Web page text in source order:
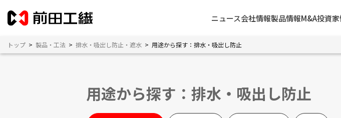
ニュース会社情報製品情報M&A投資
トップ > 製品・工法 > 排水・吸出し防止・遮水 > 用途から探す：排水・吸出し防止
用途から探す：排水・吸出し防止